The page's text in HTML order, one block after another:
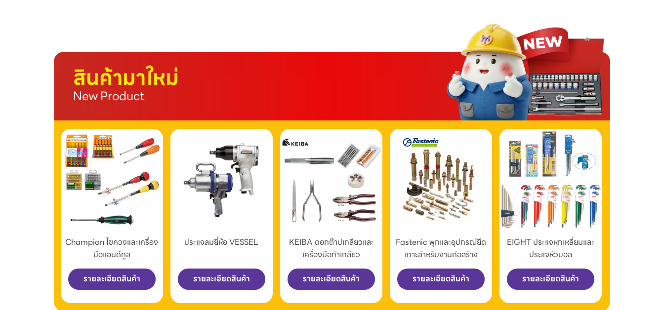
สินค้ามาใหม่
New Product
Champion ไขควงและเครื่อง
มือแฮนด์ทูล
รายละเอียดสินค้า
ประแจลมยี่ห้อ VESSEL
รายละเอียดสินค้า
KEIBA ดอกต๊าปเกลียวและ
เครื่องมือทำเกลียว
รายละเอียดสินค้า
Fastenic พุกและอุปกรณ์ยึด
เกาะสำหรับงานก่อสร้าง
รายละเอียดสินค้า
EIGHT ประแจหกเหลี่ยมและ
ประแจหัวบอล
รายละเอียดสินค้า